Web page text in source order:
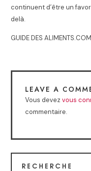
continuent d’être un
delà.
GUIDE DES
LEAVE A
Vous devezvous
commentaire.
RECHERCHE